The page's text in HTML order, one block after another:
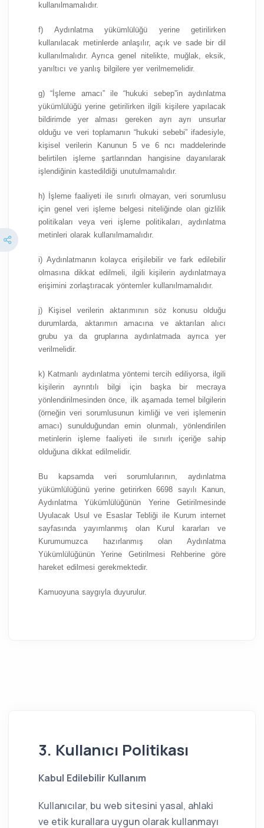
kullanılmamalıdır.
f) Aydınlatma yükümlülüğü yerine getirilirken
kullanılacak metinlerde anlaşılır, açık ve sade bir dil
kullanılmalıdır. Ayrıca genel nitelikte, muğlak, eksik,
yanıltıcı ve yanlış bilgilere yer verilmemelidir.
g) “İşleme amacı” ile “hukuki sebep”in aydınlatma
yükümlülüğü yerine getirilirken ilgili kişilere yapılacak
bildirimde yer alması gereken ayrı ayrı unsurlar
olduğu ve veri toplamanın “hukuki sebebi” ifadesiyle,
kişisel verilerin Kanunun 5 ve 6 ncı maddelerinde
belirtilen işleme şartlarından hangisine dayanılarak
işlendiğinin kastedildiği unutulmamalıdır.
h) İşleme faaliyeti ile sınırlı olmayan, veri sorumlusu
için genel veri işleme belgesi niteliğinde olan gizlilik
politikaları veya veri işleme politikaları, aydınlatma
metinleri olarak kullanılmamalıdır.
i) Aydınlatmanın kolayca erişilebilir ve fark edilebilir
olmasına dikkat edilmeli, ilgili kişilerin aydınlatmaya
erişimini zorlaştıracak yöntemler kullanılmamalıdır.
j) Kişisel verilerin aktarımının söz konusu olduğu
durumlarda, aktarımın amacına ve aktarılan alıcı
grubu ya da gruplarına aydınlatmada ayrıca yer
verilmelidir.
k) Katmanlı aydınlatma yöntemi tercih ediliyorsa, ilgili
kişilerin ayrıntılı bilgi için başka bir mecraya
yönlendirilmesinden önce, ilk aşamada temel bilgilerin
(örneğin veri sorumlusunun kimliği ve veri işlemenin
amacı) sunulduğundan emin olunmalı, yönlendirilen
metinlerin işleme faaliyeti ile sınırlı içeriğe sahip
olduğuna dikkat edilmelidir.
Bu kapsamda veri sorumlularının, aydınlatma
yükümlülüğünü yerine getirirken 6698 sayılı Kanun,
Aydınlatma Yükümlülüğünün Yerine Getirilmesinde
Uyulacak Usul ve Esaslar Tebliği ile Kurum internet
sayfasında yayımlanmış olan Kurul kararları ve
Kurumumuzca hazırlanmış olan Aydınlatma
Yükümlülüğünün Yerine Getirilmesi Rehberine göre
hareket edilmesi gerekmektedir.
Kamuoyuna saygıyla duyurulur.
3. Kullanıcı Politikası
Kabul Edilebilir Kullanım
Kullanıcılar, bu web sitesini yasal, ahlaki
ve etik kurallara uygun olarak kullanmayı